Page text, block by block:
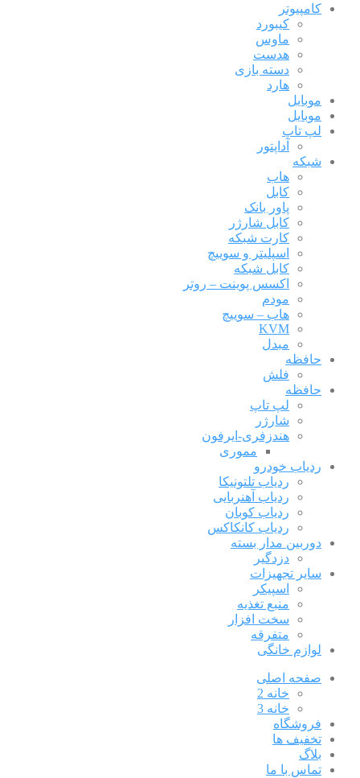
کامپیوتر
کیبورد
ماوس
هدست
دسته بازی
هارد
موبایل
موبایل
لپ تاپ
آداپتور
شبکه
هاب
کابل
پاور بانک
کابل شارژر
کارت شبکه
اسپلیتر و سوییچ
کابل شبکه
اکسس پوینت – روتر
مودم
هاب – سوییچ
KVM
مبدل
حافظه
فلش
حافظه
لپ تاپ
شارژر
هندزفری-ایرفون
مموری
ردیاب خودرو
ردیاب تلتونیکا
ردیاب آهنربایی
ردیاب کوبان
ردیاب کانکاکس
دوربین مدار بسته
دزدگیر
سایر تجهیزات
اسپیکر
منبع تغذیه
سخت افزار
متفرقه
لوازم خانگی
صفحه اصلی
خانه 2
خانه 3
فروشگاه
تخفیف ها
بلاگ
تماس با ما